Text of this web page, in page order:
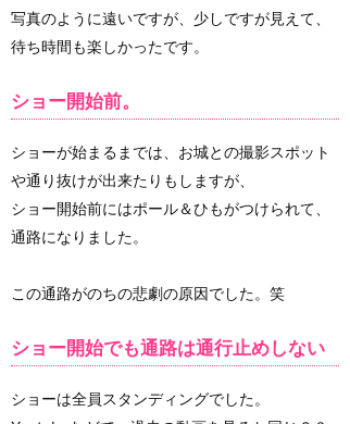
写真のように遠いですが、少しですが見えて、
待ち時間も楽しかったです。
ショー開始前。
ショーが始まるまでは、お城との撮影スポット
や通り抜けが出来たりもしますが、
ショー開始前にはポール＆ひもがつけられて、
通路になりました。
この通路がのちの悲劇の原因でした。笑
ショー開始でも通路は通行止めしない
ショーは全員スタンディングでした。